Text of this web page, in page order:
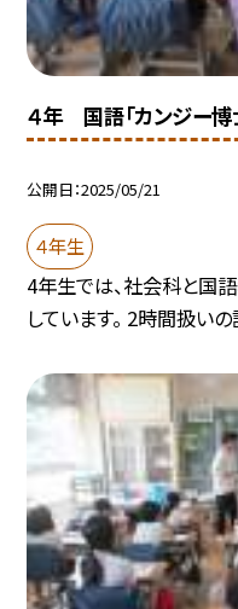
４年 国語「カンジー博
公開日 2025/05/21
４年生
4年生では、社会科と国
しています。 2時間扱い